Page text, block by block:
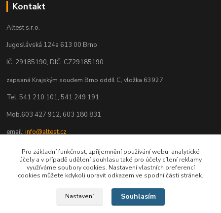
Kontakt
Altest s.r.o.
Jugoslávská 124a 613 00 Brno
IČ: 29185190, DIČ: CZ29185190
zapsaná Krajským soudem Brno oddíl C, vložka 63927
Tel. 541 210 101, 541 249 191
Mob.603 427 912, 603 180 831
email:info@altest.cz
www.altest.cz
eshop.altest.cz
Pro základní funkčnost, zpříjemnění používání webu, analytické
účely a v případě udělení souhlasu také pro účely cílení reklamy
využíváme soubory cookies. Nastavení vlastních preferencí
cookies můžete kdykoli upravit odkazem ve spodní části stránek.
Nastavení Souhlasím